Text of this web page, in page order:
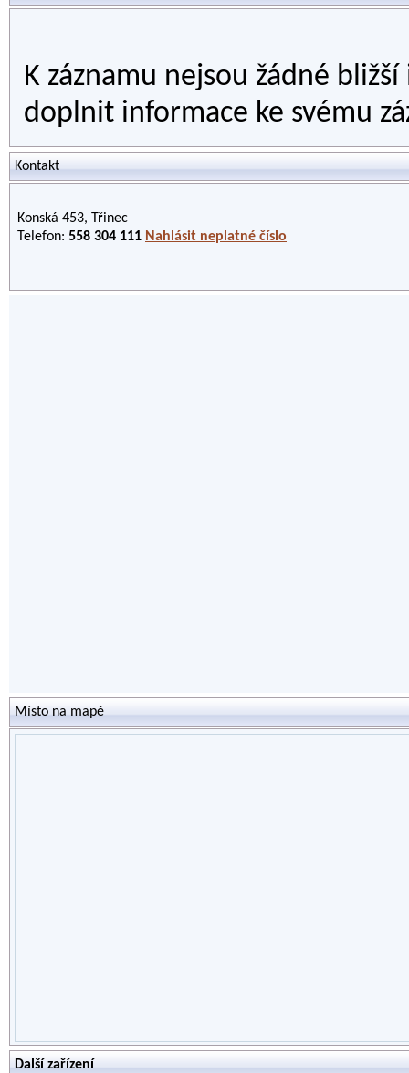
K záznamu nejsou žádné
doplnit informace ke svému
Kontakt
Konská 453, Třinec
Telefon: 558 304 111 Nahlásit neplatné číslo
Místo na mapě
Další zařízení